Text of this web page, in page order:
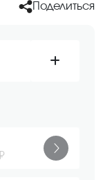
Поделиться